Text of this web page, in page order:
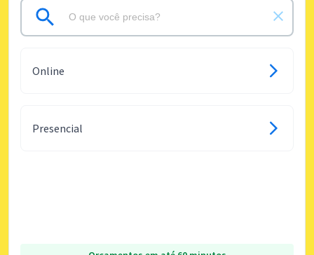
Online
Presencial